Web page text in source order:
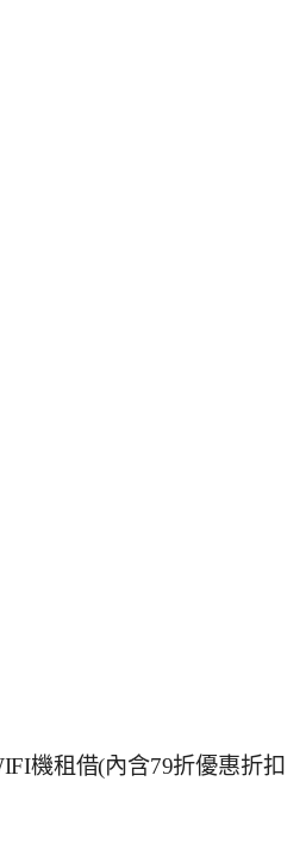
機租借(內含79折優惠折扣